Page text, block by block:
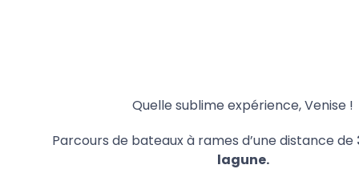
Quelle sublime expérience, Venise !
Parcours de bateaux à rames d’une distance de
lagune.